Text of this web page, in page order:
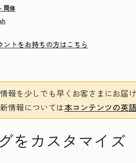
简体
ントをお持ちの方はこちら
報を少しでも早くお客さまにお
情報については本コンテンツの英
をカスタマイズ